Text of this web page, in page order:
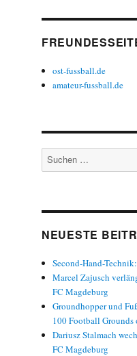
ost-fussball.de
amateur-fussball.de
Suchen
nach:
NEUESTE
Second-Hand-
Marcel Zajusch
FC Magdeburg
Groundhopper und
100 Football
Dariusz Stalmach
FC Magdeburg